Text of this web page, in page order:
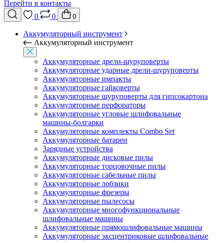
Перейти в контакты
0
0 0
Аккумуляторный инструмент
Аккумуляторный инструмент
Аккумуляторные дрели-шуруповерты
Аккумуляторные ударные дрели-шуруповерты
Аккумуляторные импакты
Аккумуляторные гайковерты
Аккумуляторные шуруповерты для гипсокартона
Аккумуляторные перфораторы
Аккумуляторные угловые шлифовальные
машины-болгарки
Аккумуляторные комплекты Combo Set
Аккумуляторные батареи
Зарядные устройства
Аккумуляторные дисковые пилы
Аккумуляторные торцовочные пилы
Аккумуляторные сабельные пилы
Аккумуляторные лобзики
Аккумуляторные фрезеры
Аккумуляторные пылесосы
Аккумуляторные многофункциональные
шлифовальные машины
Аккумуляторные прямошлифовальные машины
Аккумуляторные эксцентриковые шлифовальные